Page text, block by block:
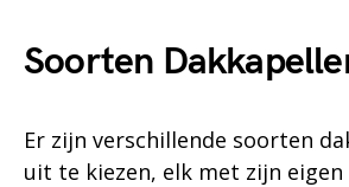
Soorten
Er zijn verschillende soorten
uit te kiezen, elk met zijn eigen